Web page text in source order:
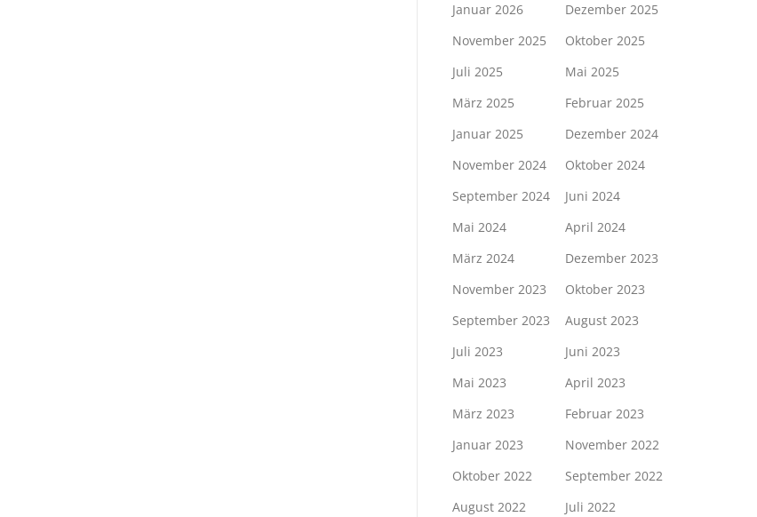
Januar 2026
Dezember 2025
November 2025
Oktober 2025
Juli 2025
Mai 2025
März 2025
Februar 2025
Januar 2025
Dezember 2024
November 2024
Oktober 2024
September 2024
Juni 2024
Mai 2024
April 2024
März 2024
Dezember 2023
November 2023
Oktober 2023
September 2023
August 2023
Juli 2023
Juni 2023
Mai 2023
April 2023
März 2023
Februar 2023
Januar 2023
November 2022
Oktober 2022
September 2022
August 2022
Juli 2022